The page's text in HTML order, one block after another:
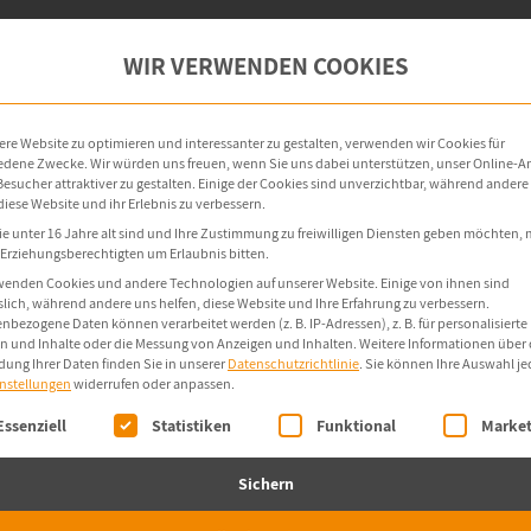
Management OT-Security
WIR VERWENDEN COOKIES
Website zu optimieren und interessanter zu gestalten, verwenden wir Cookies für
Zwecke. Wir würden uns freuen, wenn Sie uns dabei unterstützen, unser Online-
attraktiver zu gestalten. Einige der Cookies sind unverzichtbar, während
Website und ihr Erlebnis zu verbessern.
unter 16 Jahre alt sind und Ihre Zustimmung zu freiwilligen Diensten geben möchten,
um Erlaubnis bitten.
Cookies und andere Technologien auf unserer Website. Einige von ihnen sind
während andere uns helfen, diese Website und Ihre Erfahrung zu verbessern.
Daten können verarbeitet werden (z. B. IP-Adressen), z. B. für personalisierte
und Inhalte oder die Messung von Anzeigen und Inhalten.Weitere Informationen über
Ihrer Daten finden Sie in unsererDatenschutzrichtlinie.Sie können Ihre Auswahl
widerrufen oder anpassen.
eine Liste der Service-Gruppen, für die eine
Statistiken Funktional
Sichern